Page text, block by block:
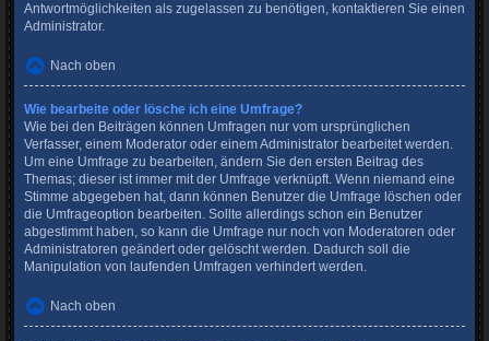
Antwortmöglichkeiten als zugelassen zu benötigen, kontaktieren Sie einen
Administrator.
Nach oben
Wie bearbeite oder lösche ich eine Umfrage?
Wie bei den Beiträgen können Umfragen nur vom ursprünglichen
Verfasser, einem Moderator oder einem Administrator bearbeitet werden.
Um eine Umfrage zu bearbeiten, ändern Sie den ersten Beitrag des
Themas; dieser ist immer mit der Umfrage verknüpft. Wenn niemand eine
Stimme abgegeben hat, dann können Benutzer die Umfrage löschen oder
die Umfrageoption bearbeiten. Sollte allerdings schon ein Benutzer
abgestimmt haben, so kann die Umfrage nur noch von Moderatoren oder
Administratoren geändert oder gelöscht werden. Dadurch soll die
Manipulation von laufenden Umfragen verhindert werden.
Nach oben